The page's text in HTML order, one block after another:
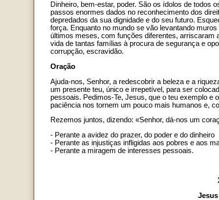
Dinheiro, bem-estar, poder. São os ídolos de todos
passos enormes dados no reconhecimento dos
depredados da sua dignidade e do seu futuro.
força. Enquanto no mundo se vão levantando
últimos meses, com funções diferentes, arriscaram
vida de tantas famílias à procura de segurança e
corrupção, escravidão.
Oração
Ajuda-nos, Senhor, a redescobrir a beleza e a
um presente teu, único e irrepetível, para ser
pessoais. Pedimos-Te, Jesus, que o teu exemplo e
paciência nos tornem um pouco mais humanos e,
Rezemos juntos, dizendo: «Senhor, dá-nos um
- Perante a avidez do prazer, do poder e do dinheiro
- Perante as injustiças infligidas aos pobres e aos
- Perante a miragem de interesses pessoais.